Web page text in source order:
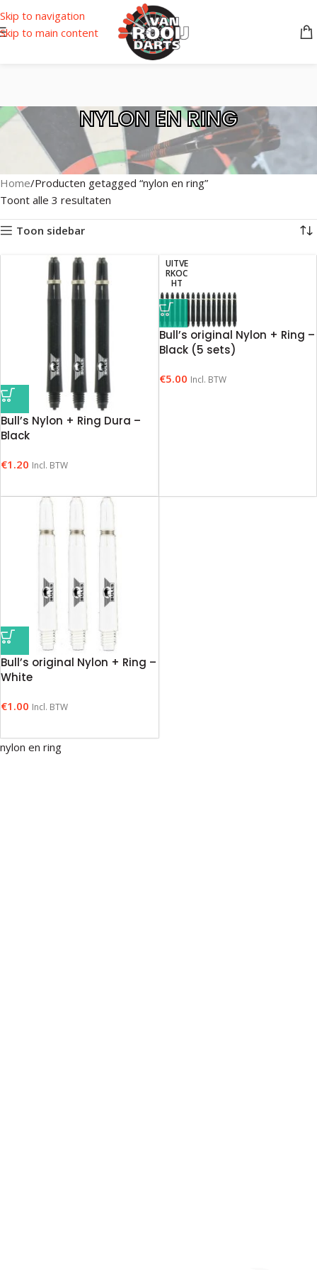
Skip to navigation
Skip to main content
NYLON EN RING
Home Producten getagged “nylon en ring”
Toont alle 3 resultaten
Toon sidebar
Bull’s Nylon + Ring Dura –
Black
€1.20 Incl. BTW
UITVE
RKOC
HT
Bull’s original Nylon + Ring –
Black (5 sets)
€5.00 Incl. BTW
Bull’s original Nylon + Ring –
White
€1.00 Incl. BTW
nylon en ring